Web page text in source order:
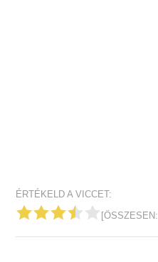
ÉRTÉKELD A VICCET:
[ÖSSZESEN: